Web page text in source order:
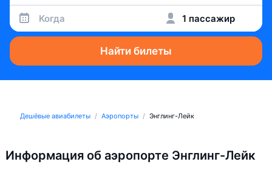
Когда 1 пассажир
Найти билеты
Дешёвые авиабилеты Аэропорты Энглинг-Лейк
Информация об аэропорте Энглинг-Лейк